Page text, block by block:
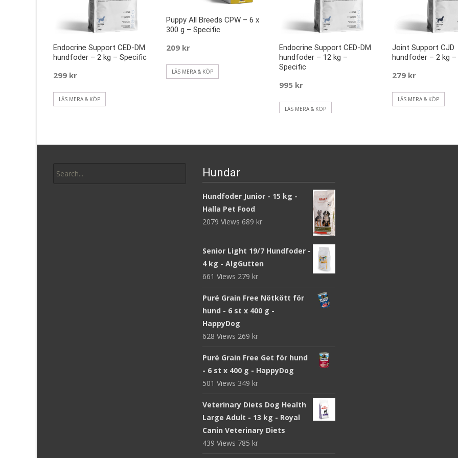
Endocrine Support CED-DM
hundfoder – 2 kg – Specific
299 kr
LÄS MERA & KÖP
Puppy All Breeds CPW – 6 x
300 g – Specific
209 kr
LÄS MERA & KÖP
Endocrine Support CED-DM
hundfoder – 12 kg –
Specific
995 kr
LÄS MERA & KÖP
Joint Support CJD
hundfoder – 2 kg
279 kr
LÄS MERA & KÖP
for:
Hundar
Hundfoder Junior - 15 kg -
Halla Pet Food
2079 Views 689 kr
Senior Light 19/7 Hundfoder -
4 kg - AlgGutten
661 Views 279 kr
Puré Grain Free Nötkött för
hund - 6 st x 400 g -
HappyDog
628 Views 269 kr
Puré Grain Free Get för hund
- 6 st x 400 g - HappyDog
501 Views 349 kr
Veterinary Diets Dog Health
Large Adult - 13 kg - Royal
Canin Veterinary Diets
439 Views 785 kr